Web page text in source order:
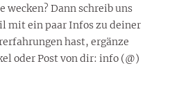
Dann schreib uns
mit ein paar Infos zu deiner
hast, ergänze
oder Post von dir: info (@)